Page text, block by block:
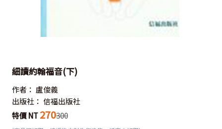
細讀約翰福音(下)
作者： 盧俊義
出版社： 信福出版社
特價 NT 270300